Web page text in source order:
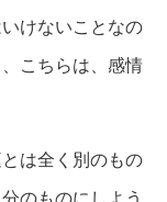
けないことなの
こちらは、感情
は全く別のもの